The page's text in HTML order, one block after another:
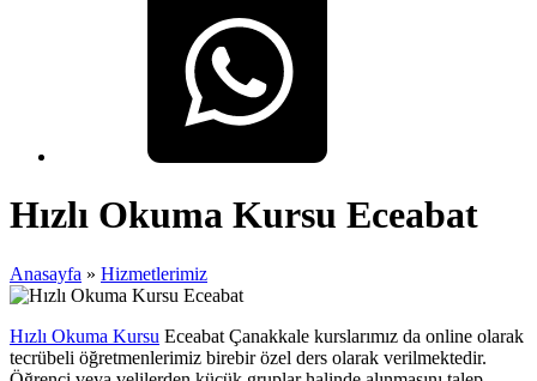
Hızlı Okuma Kursu Eceabat
Anasayfa » Hizmetlerimiz
Hızlı Okuma Kursu Eceabat Çanakkale kurslarımız da online olarak
tecrübeli öğretmenlerimiz birebir özel ders olarak verilmektedir.